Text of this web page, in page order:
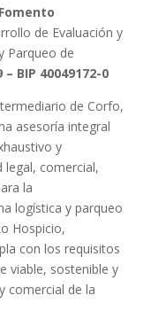
de Evaluación y
Parqueo de
– BIP 40049172-0
de Corfo,
asesoría integral
y
legal, comercial,
la
logística y parqueo
Hospicio,
con los requisitos
viable, sostenible y
comercial de la